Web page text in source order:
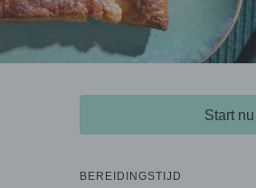
Start nu
BEREIDINGSTIJD